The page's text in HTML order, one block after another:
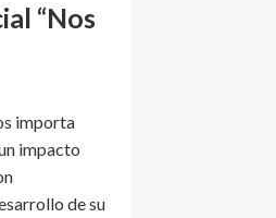
“Nos
importa
impacto
de su